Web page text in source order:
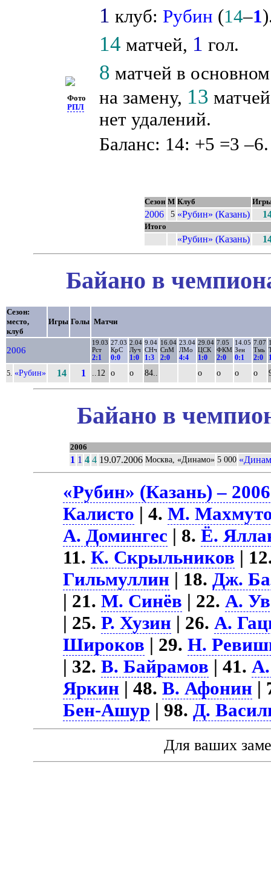
Фото
РПЛ
1 клуб: Рубин (14–1
14 матчей, 1 гол.
8 матчей в
на замену, 13
нет удалений.
Баланс: 14: +5 =3 –6.
Сезон М Клуб
2006 5 «Рубин» (Казань)
Итого
«Рубин» (Казань)
Байано в
Сезон:
место,
клуб
Игры Голы Матчи
2006
19.03
Рст
2:1
27.03
КрС
0:0
2.04
Луч
1:0
9.04
СНч
1:3
16.04
СпМ
2:0
23.04
ЛМо
4:4
29.04
ЦСК
1:0
7.05
ФКМ
2:0
14.05
Зен
0:1
7.07
Тмь
2:0
5. «Рубин» 14 1 ..12 о о 84.. о о о о
Байано в
2006
1 1 4 4 19.07.2006 Москва, «Динамо» 5 000
«Рубин» (Казань) – 2006
Калисто | 4.М.
А. Домингес | 8.Ё.
11.К. Скрыльников |
Гильмуллин | 18.Дж.
| 21.М. Синёв | 22.А.
| 25.Р. Хузин | 26.А.
Широков | 29.Н.
| 32.В. Байрамов | 41.
Яркин | 48.В. Афонин |
Бен-Ашур | 98.Д.
Для ваших